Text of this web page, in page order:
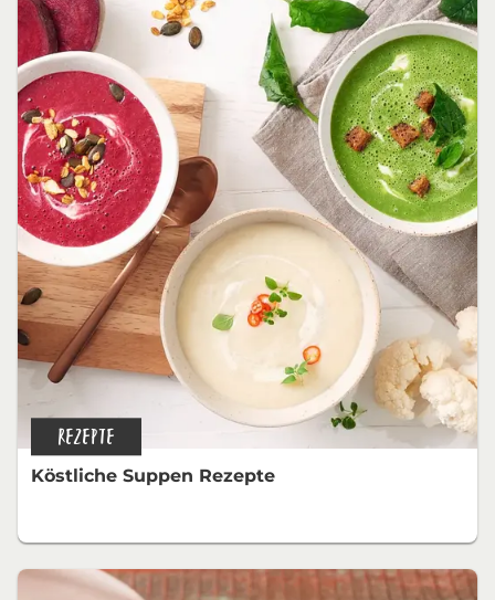
REZEPTE
Köstliche Suppen Rezepte